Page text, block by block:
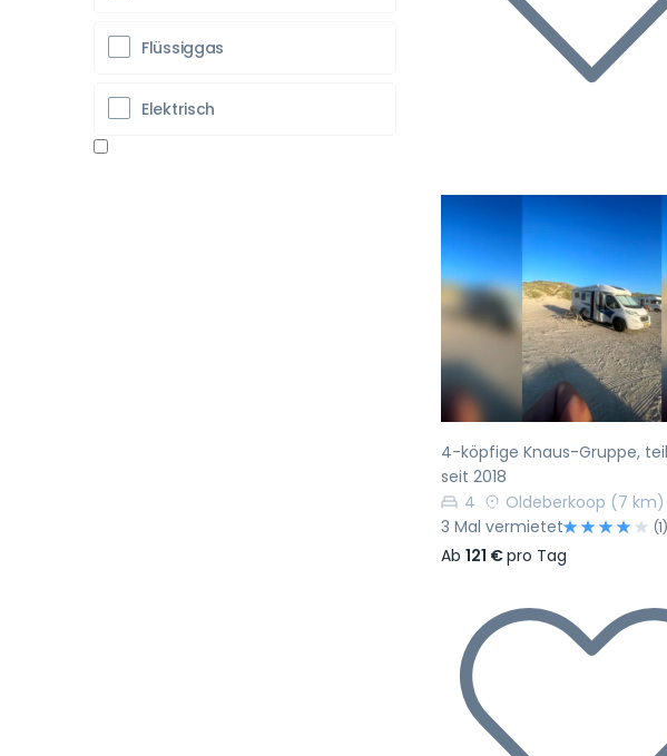
Vorherige
4-köpfige Knaus-Gruppe,
seit 2018
4
Oldeberkoop (7 km)
3 Mal vermietet
(1)
Ab 121 €pro Tag
Flüssiggas
Elektrisch